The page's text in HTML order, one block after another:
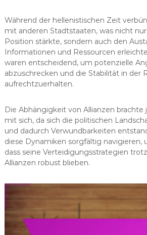
Während der hellenistischen Zeit
mit anderen Stadtstaaten, was nicht
Position stärkte, sondern auch den
Informationen und Ressourcen
waren entscheidend, um potenzielle
abzuschrecken und die Stabilität in der
aufrechtzuerhalten.
Die Abhängigkeit von Allianzen brachte
mit sich, da sich die politischen
und dadurch Verwundbarkeiten
diese Dynamiken sorgfältig navigieren,
dass seine Verteidigungsstrategien
Allianzen robust blieben.